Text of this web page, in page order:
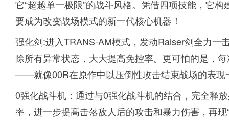
它“超越单一极限”的战斗风格。凭借四项技能，它
要成为改变战场模式的新一代核心机器！
强化剑:进入TRANS-AM模式，发动Raiser剑全力一
除所有异常状态，大大提高免控率。更可怕的是，
——就像00R在原作中以压倒性攻击结束战场的表现
0强化战斗机：通过与0强化战斗机的结合，完全释
率，进一步提高击落敌人后的攻击和暴力伤害，再